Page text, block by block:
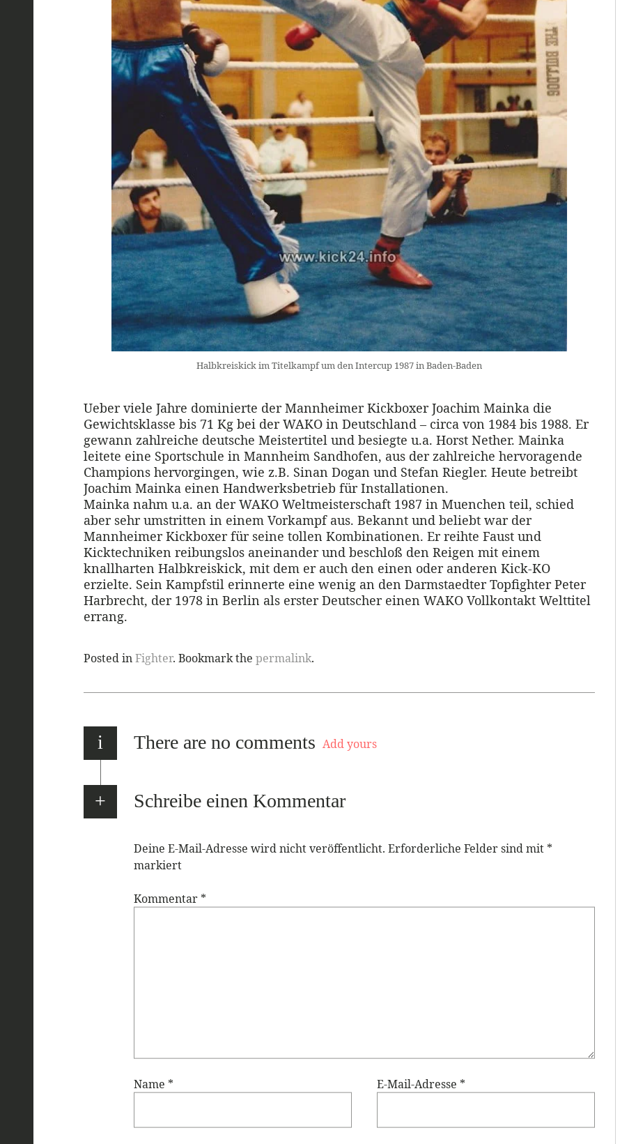
Halbkreiskick im Titelkampf um den Intercup 1987 in Baden-Baden
Ueber viele Jahre dominierte der Mannheimer Kickboxer Joachim Mainka die
Gewichtsklasse bis 71 Kg bei der WAKO in Deutschland – circa von 1984 bis 1988. Er
gewann zahlreiche deutsche Meistertitel und besiegte u.a. Horst Nether. Mainka
leitete eine Sportschule in Mannheim Sandhofen, aus der zahlreiche hervoragende
Champions hervorgingen, wie z.B. Sinan Dogan und Stefan Riegler. Heute betreibt
Joachim Mainka einen Handwerksbetrieb für Installationen.
Mainka nahm u.a. an der WAKO Weltmeisterschaft 1987 in Muenchen teil, schied
aber sehr umstritten in einem Vorkampf aus. Bekannt und beliebt war der
Mannheimer Kickboxer für seine tollen Kombinationen. Er reihte Faust und
Kicktechniken reibungslos aneinander und beschloß den Reigen mit einem
knallharten Halbkreiskick, mit dem er auch den einen oder anderen Kick-KO
erzielte. Sein Kampfstil erinnerte eine wenig an den Darmstaedter Topfighter Peter
Harbrecht, der 1978 in Berlin als erster Deutscher einen WAKO Vollkontakt Welttitel
errang.
Posted inFighter. Bookmark the permalink.
i There are no comments Add yours
Schreibe einen Kommentar
Deine E-Mail-Adresse wird nicht veröffentlicht. Erforderliche Felder sind mit *
markiert
Kommentar *
Name * E-Mail-Adresse *